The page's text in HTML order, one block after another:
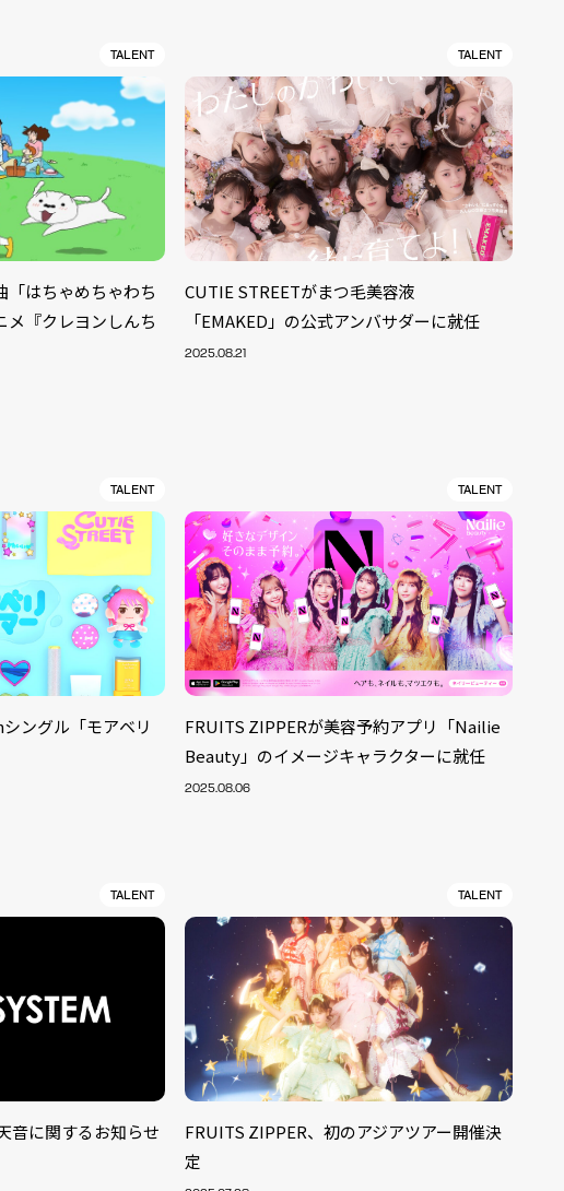
TALENT
「はちゃめちゃわち
メ『クレヨンしんち
TALENT
CUTIE STREETがまつ毛美容液
「EMAKED」の公式アンバサダーに就任
2025.08.21
TALENT
ングル「モアベリ
TALENT
FRUITS ZIPPERが美容予約アプリ「Nailie
Beauty」のイメージキャラクターに就任
2025.08.06
TALENT
音に関するお知らせ
TALENT
FRUITS ZIPPER、初のアジアツアー開催決
定
TALENT33